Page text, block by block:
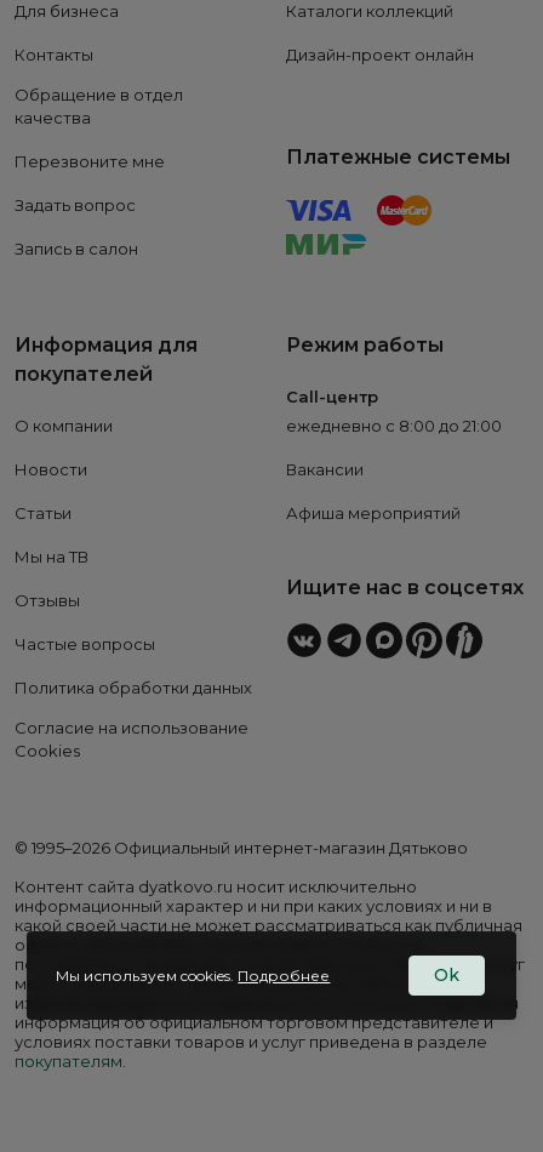
Для бизнеса
Контакты
Обращение в отдел
качества
Перезвоните мне
Задать вопрос
Запись в салон
Каталоги коллекций
Дизайн-проект онлайн
Платежные системы
Информация для
покупателей
О компании
Новости
Статьи
Мы на ТВ
Отзывы
Частые вопросы
Политика обработки данных
Согласие на использование
Cookies
Режим работы
Call-центр
ежедневно с 8:00 до 21:00
Вакансии
Афиша мероприятий
Ищите нас в соцсетях
© 1995–2026 Официальный интернет-магазин Дятьково
Контент сайта dyatkovo.ru носит исключительно
информационный характер и ни при каких условиях и ни в
какой своей части не может рассматриваться как публичная
оферта. Внешний вид, комплектация и стоимость
поставляемой продукции, а также перечень сервисных услуг
могут отличаться от представленных на сайте. Цены на
изделия варьируются в зависимости от региона. Подробная
информация об официальном торговом представителе и
условиях поставки товаров и услуг приведена в разделе
покупателям.
Мы используем cookies. Подробнее Ok